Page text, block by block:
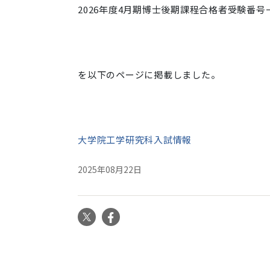
2026年度4月期博士後期課程合格者受験番号
を以下のページに掲載しました。
大学院工学研究科入試情報
2025年08月22日
X